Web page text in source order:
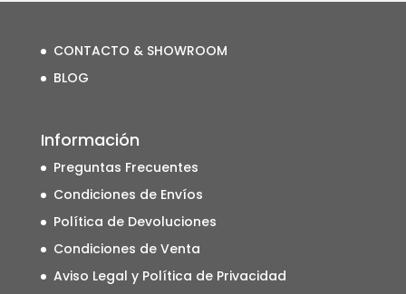
CONTACTO & SHOWROOM
BLOG
Información
Preguntas Frecuentes
Condiciones de Envíos
Política de Devoluciones
Condiciones de Venta
Aviso Legal y Política de Privacidad